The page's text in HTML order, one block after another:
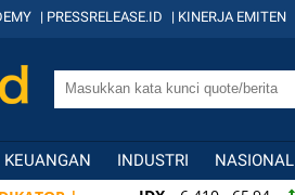
| PRESSRELEASE.ID | KINERJA EMITEN
KEUANGAN INDUSTRI NASIONAL